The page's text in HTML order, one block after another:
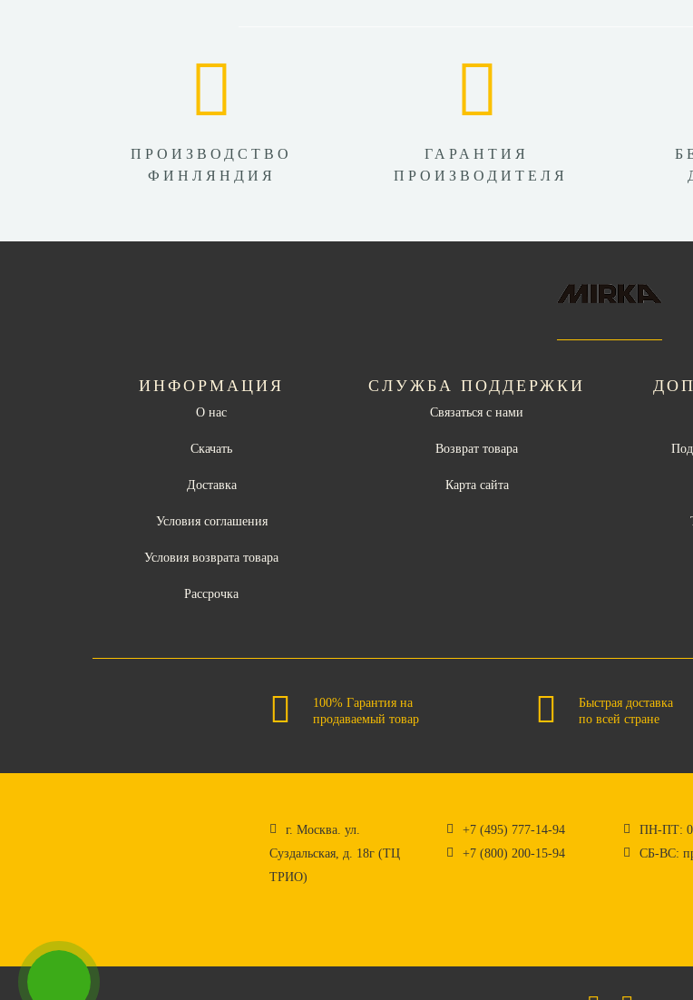
ПРОИЗВОДСТВО
ФИНЛЯНДИЯ
ГАРАНТИЯ
ПРОИЗВОДИТЕЛЯ
ИНФОРМАЦИЯ
О нас
Скачать
Доставка
Условия соглашения
Условия возврата товара
Рассрочка
СЛУЖБА ПОДДЕРЖКИ
Связаться с нами
Возврат товара
Карта сайта
100% Гарантия на
продаваемый товар
Быстрая доставка
по всей стране
г. Москва. ул.
Суздальская, д. 18г (ТЦ
ТРИО)
+7 (495) 777-14-94
+7 (800) 200-15-94
ПН-ПТ:
СБ-ВС: